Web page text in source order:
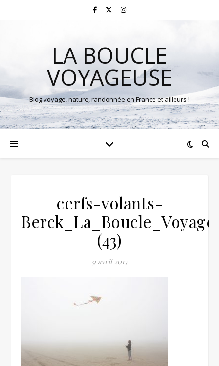
LA BOUCLE
VOYAGEUSE
Blog voyage, nature, randonnée en France et ailleurs !
cerfs-volants-
(43)
9 avril 2017